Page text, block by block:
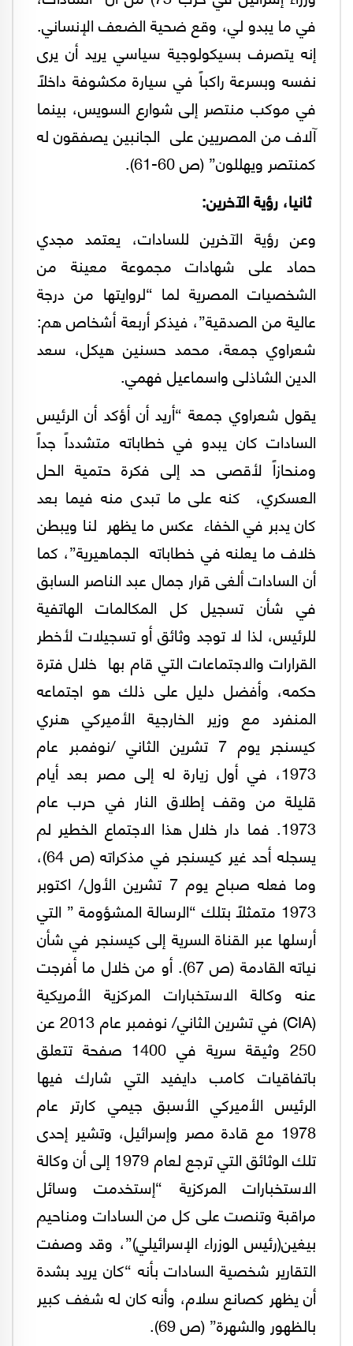
في ما يبدو لي، وقع ضحية الضعف الإنساني.
إنه يتصرف بسيكولوجية سياسي يريد أن يرى
نفسه وبسرعة راكباً في سيارة مكشوفة داخلاً
في موكب منتصر إلى شوارع السويس، بينما
آلاف من المصريين على الجانبين يصفقون له
كمنتصر ويهللون” (ص 60-61).
‏ثانيا، رؤية الآخرين:
وعن رؤية الآخرين للسادات، يعتمد مجدي
حماد على شهادات مجموعة معينة من
الشخصيات المصرية لما “لروايتها من درجة
عالية من الصدقية”، فيذكر أربعة أشخاص هم:
شعراوي جمعة، محمد حسنين هيكل، سعد
الدين الشاذلى واسماعيل فهمي.
يقول شعراوي جمعة “‏أريد أن أؤكد أن الرئيس
السادات كان يبدو في خطاباته متشدداً جداً
ومنحازاً لأقصى حد إلى فكرة حتمية الحل
العسكري، كنه على ما تبدى منه فيما بعد
كان يدبر في الخفاء ‏عكس ما يظهر لنا ويبطن
خلاف ما يعلنه في خطاباته ‏الجماهيرية”، كما
أن السادات ألغى قرار جمال عبد الناصر السابق
في شأن تسجيل كل المكالمات الهاتفية
للرئيس، لذا لا توجد وثائق أو تسجيلات لأخطر
القرارات والاجتماعات التي قام بها خلال فترة
حكمه، وأفضل دليل على ذلك هو اجتماعه
المنفرد مع وزير الخارجية الأميركي هنري
كيسنجر يوم 7 تشرين الثاني /نوفمبر عام
1973، في أول زيارة له إلى مصر بعد أيام
قليلة من وقف إطلاق النار في حرب عام
1973. فما دار خلال هذا الاجتماع الخطير لم
يسجله أحد غير كيسنجر في مذكراته (ص 64)،
وما فعله صباح يوم 7 تشرين الأول/ اكتوبر
1973 متمثلاً بتلك “الرسالة المشؤومة ” التي
أرسلها عبر القناة السرية إلى كيسنجر في شأن
نياته القادمة (ص 67). أو من خلال ما أفرجت
عنه وكالة الاستخبارات المركزية الأمريكية
(CIA) في تشرين الثاني/ نوفمبر عام 2013 عن
250 وثيقة سرية في 1400 صفحة تتعلق
باتفاقيات كامب دايفيد التي شارك فيها
الرئيس الأميركي الأسبق جيمي كارتر عام
1978 مع قادة مصر وإسرائيل، وتشير إحدى
تلك الوثائق التي ترجع لعام 1979 إلى أن وكالة
الاستخبارات المركزية “إستخدمت وسائل
مراقبة وتنصت على كل من السادات ومناحيم
بيغين(رئيس الوزراء الإسرائيلي)”، وقد وصفت
التقارير ‏شخصية السادات بأنه “كان يريد بشدة
أن يظهر كصانع سلام، وأنه كان له شغف كبير
بالظهور والشهرة” (ص 69).